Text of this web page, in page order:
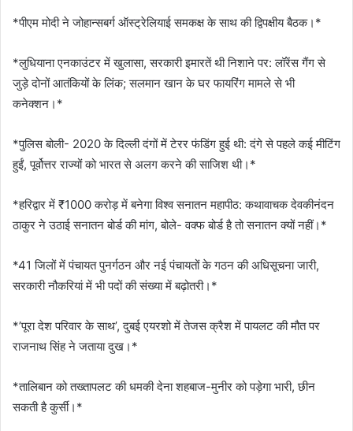
*पीएम मोदी ने जोहान्सबर्ग ऑस्ट्रेलियाई समकक्ष के साथ की द्विपक्षीय बैठक।*
*लुधियाना एनकाउंटर में खुलासा, सरकारी इमारतें थी निशाने पर: लॉरेंस गैंग से
जुड़े दोनों आतंकियों के लिंक; सलमान खान के घर फायरिंग मामले से भी
कनेक्शन।*
*पुलिस बोली- 2020 के दिल्ली दंगों में टेरर फंडिंग हुई थी: दंगे से पहले कई मीटिंग
हुईं, पूर्वोत्तर राज्यों को भारत से अलग करने की साजिश थी।*
*हरिद्वार में ₹1000 करोड़ में बनेगा विश्व सनातन महापीठ: कथावाचक देवकीनंदन
ठाकुर ने उठाई सनातन बोर्ड की मांग, बोले- वक्फ बोर्ड है तो सनातन क्यों नहीं।*
*41 जिलों में पंचायत पुनर्गठन और नई पंचायतों के गठन की अधिसूचना जारी,
सरकारी नौकरियां में भी पदों की संख्या में बढ़ोतरी।*
*’पूरा देश परिवार के साथ’, दुबई एयरशो में तेजस क्रैश में पायलट की मौत पर
राजनाथ सिंह ने जताया दुख।*
*तालिबान को तख्तापलट की धमकी देना शहबाज-मुनीर को पड़ेगा भारी, छीन
सकती है कुर्सी।*